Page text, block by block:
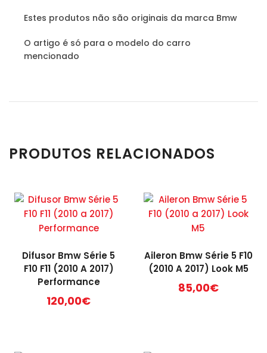
Estes produtos não são originais da marca Bmw
O artigo é só para o modelo do carro
mencionado
PRODUTOS RELACIONADOS
Difusor Bmw Série 5
F10 F11 (2010 A 2017)
Performance
120,00€
Aileron Bmw Série 5 F10
(2010 A 2017) Look M5
85,00€